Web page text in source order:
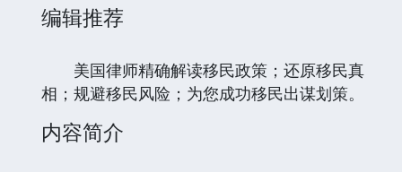
编辑推荐
美国律师精确解读移民政策；还原移民真
相；规避移民风险；为您成功移民出谋划策。
内容简介